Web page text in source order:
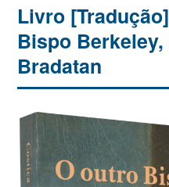
Livro
Bispo
Bradatan